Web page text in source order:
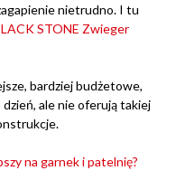
nietrudno. I tu
STONE Zwieger
bardziej budżetowe,
ale nie oferują takiej
na garnek i patelnię?